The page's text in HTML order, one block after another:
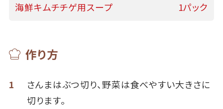
海鮮キムチチゲ用スープ 1パック
作り方
1
さんまはぶつ切り、野菜は食べやすい大きさに
切ります。